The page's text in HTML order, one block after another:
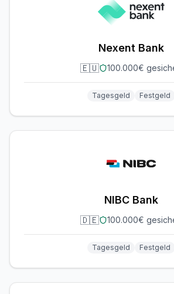
Nexent Bank
🇪🇺 100.000€
Tagesgeld Festgeld
NIBC Bank
🇩🇪 100.000€
Tagesgeld Festgeld